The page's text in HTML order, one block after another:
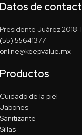
Datos de
Presidente Juárez 2018
(55) 55641377
online@keepvalue.mx
Productos
Cuidado de la piel
Jabones
Sanitizante
Sillas